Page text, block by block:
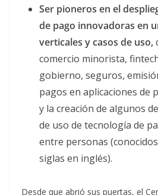
Ser pioneros en el
de pago innovadoras en
verticales y casos de uso,
comercio minorista,
gobierno, seguros,
pagos en aplicaciones de
y la creación de algunos
de uso de tecnología de
entre personas
siglas en inglés).
Desde que abrió sus puertas, el